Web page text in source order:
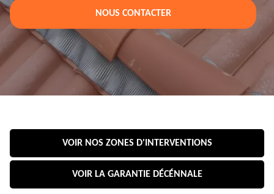
NOUS CONTACTER
VOIR NOS ZONES D'INTERVENTIONS
VOIR LA GARANTIE DÉCÉNNALE